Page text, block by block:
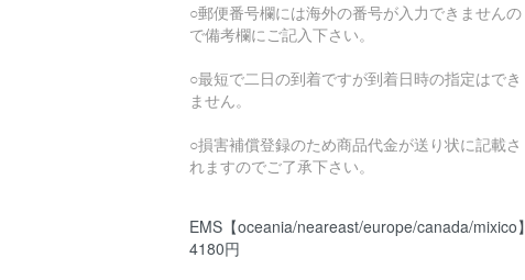
○郵便番号欄には海外の番号が入力できませんの
で備考欄にご記入下さい。
○最短で二日の到着ですが到着日時の指定はでき
ません。
○損害補償登録のため商品代金が送り状に記載さ
れますのでご了承下さい。
EMS【oceania/neareast/europe/canada/mixico】
4180円